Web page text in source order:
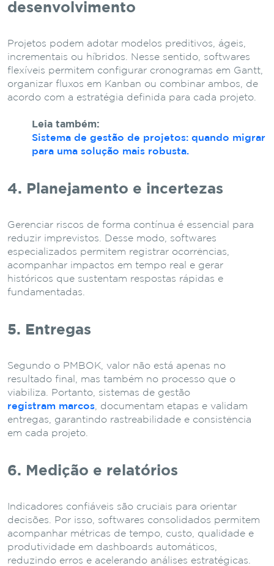
desenvolvimento
Projetos podem adotar modelos preditivos, ágeis,
incrementais ou híbridos. Nesse sentido, softwares
flexíveis permitem configurar cronogramas em Gantt,
organizar fluxos em Kanban ou combinar ambos, de
acordo com a estratégia definida para cada projeto.
Leia também:
Sistema de gestão de projetos: quando migrar
para uma solução mais robusta.
4. Planejamento e incertezas
Gerenciar riscos de forma contínua é essencial para
reduzir imprevistos. Desse modo, softwares
especializados permitem registrar ocorrências,
acompanhar impactos em tempo real e gerar
históricos que sustentam respostas rápidas e
fundamentadas.
5. Entregas
Segundo o PMBOK, valor não está apenas no
resultado final, mas também no processo que o
viabiliza. Portanto, sistemas de gestão
registram marcos , documentam etapas e validam
entregas, garantindo rastreabilidade e consistência
em cada projeto.
6. Medição e relatórios
Indicadores confiáveis são cruciais para orientar
decisões. Por isso, softwares consolidados permitem
acompanhar métricas de tempo, custo, qualidade e
produtividade em dashboards automáticos,
reduzindo erros e acelerando análises estratégicas.